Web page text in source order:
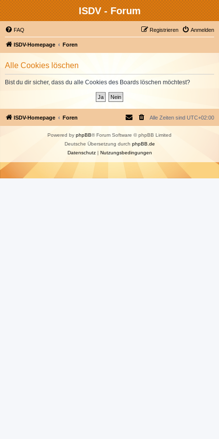
ISDV - Forum
FAQ Anmelden
Registrieren
ISDV-Homepage Foren
Alle Cookies löschen
Bist du dir sicher, dass du alle Cookies des Boards löschen möchtest?
ISDV-Homepage Foren Alle Zeiten sind UTC+02:00
Powered by phpBB® Forum Software © phpBB Limited
Deutsche Übersetzung durch phpBB.de
Datenschutz| Nutzungsbedingungen